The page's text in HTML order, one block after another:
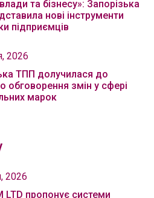
та бізнесу»: Запорізька
нові інструменти
підприємців
2026
ТПП долучилася до
обговорення змін у сфері
марок
2026
LTD пропонує системи